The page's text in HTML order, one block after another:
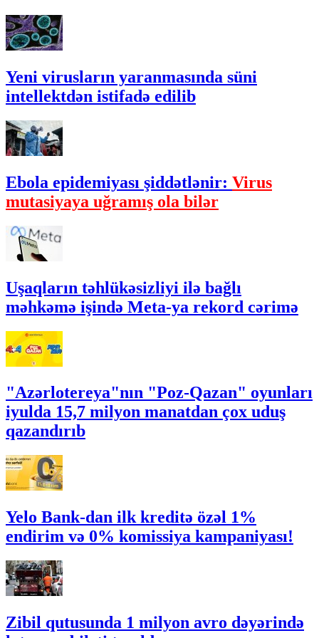
Yeni virusların yaranmasında süni
intellektdən istifadə edilib
Ebola epidemiyası şiddətlənir: Virus
mutasiyaya uğramış ola bilər
Uşaqların təhlükəsizliyi ilə bağlı
məhkəmə işində Meta-ya rekord cərimə
"Azərlotereya"nın "Poz-Qazan" oyunları
iyulda 15,7 milyon manatdan çox uduş
qazandırıb
Yelo Bank-dan ilk kreditə özəl 1%
endirim və 0% komissiya kampaniyası!
Zibil qutusunda 1 milyon avro dəyərində